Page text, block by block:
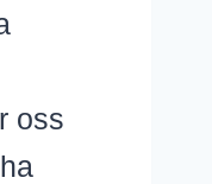
oss